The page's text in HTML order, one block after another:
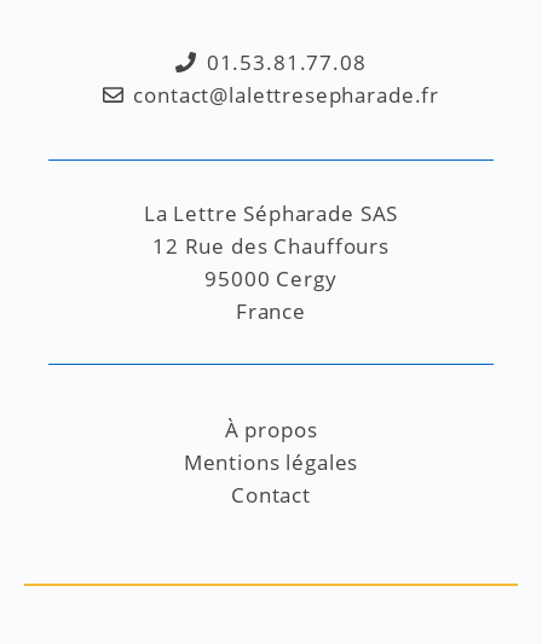
01.53.81.77.08
contact@lalettresepharade.fr
La Lettre Sépharade SAS
12 Rue des Chauffours
95000 Cergy
France
À propos
Mentions légales
Contact